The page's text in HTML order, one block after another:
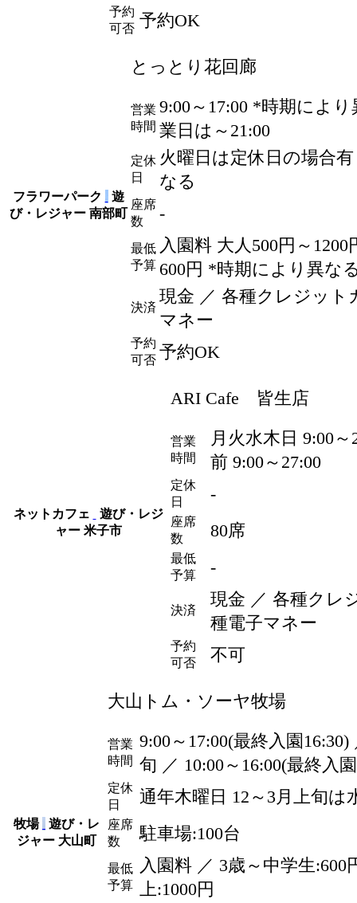
予約
可否 予約OK
フラワーパーク
遊
び・レジャー 南部町
とっとり花回廊
営業
時間
9:00～17:00 *時期によ
業日は～21:00
定休
日
火曜日は定休日の場合
なる
座席
数
-
最低
予算
入園料 大人500円 ～1200
600円 *時期により異な
決済
現金 ／ 各種クレジット
マネー
予約
可否 予約OK
ネットカフェ
遊び・レジ
ャー 米子市
ARI Cafe 皆生店
営業
時間
月火水木日 9:00
前 9:00～27:00
定休
日
-
座席
数
80席
最低
予算
-
決済
現金 ／ 各種クレ
種電子マネー
予約
可否
不可
牧場
遊び・レ
ジャー 大山町
大山トム・ソーヤ牧場
営業
時間
9:00～17:00(最終入園
旬 ／ 10:00～16:00(最終入
定休
日
通年木曜日 12～3月上旬は
座席
数
駐車場:100台
最低
予算
入園料 ／ 3歳～中学生:600
上:1000円